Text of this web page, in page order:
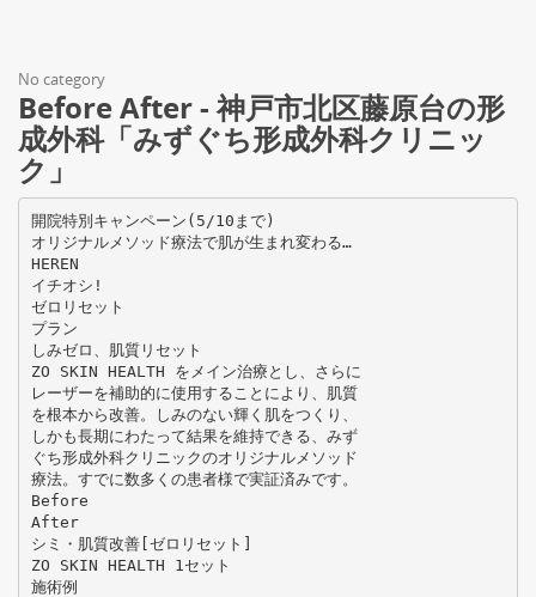
No category
Before After - 神戸市北区藤原台の形
成外科「みずぐち形成外科クリニッ
ク」
開院特別キャンペーン(5/10まで)
オリジナルメソッド療法で肌が生まれ変わる…
HEREN
イチオシ!
ゼロリセット
プラン
しみゼロ、肌質リセット
ZO SKIN HEALTH をメイン治療とし、さらに
レーザーを補助的に使用することにより、肌質
を根本から改善。しみのない輝く肌をつくり、
しかも長期にわたって結果を維持できる、みず
ぐち形成外科クリニックのオリジナルメソッド
療法。すでに数多くの患者様で実証済みです。
Before
After
シミ・肌質改善[ゼロリセット]
ZO SKIN HEALTH 1セット
施術例